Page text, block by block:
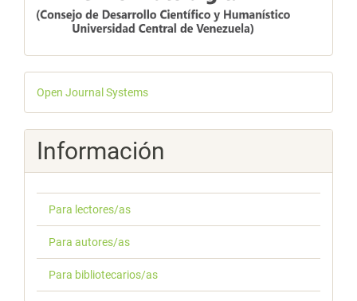
Desarrollado
por
Open Journal Systems
Información
Para lectores/as
Para autores/as
Para bibliotecarios/as